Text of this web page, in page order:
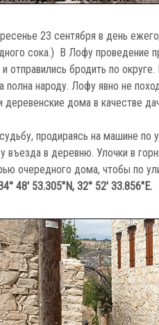
23 сентября в день
сока.) В Лофу проведение
отправились бродить по
полна народу. Лофу явно не
дома в качестве
продираясь на машине по
въезда в деревню. Улочки в
очередного дома, чтобы по
48' 53.305"N, 32° 52' 33.856"E.